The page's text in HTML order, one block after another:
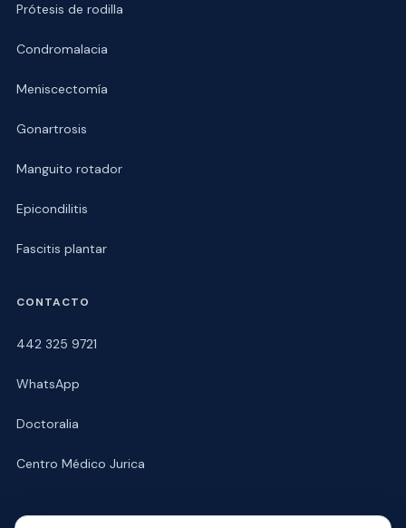
Prótesis de rodilla
Condromalacia
Meniscectomía
Gonartrosis
Manguito rotador
Epicondilitis
Fascitis plantar
CONTACTO
442 325 9721
WhatsApp
Doctoralia
Centro Médico Jurica